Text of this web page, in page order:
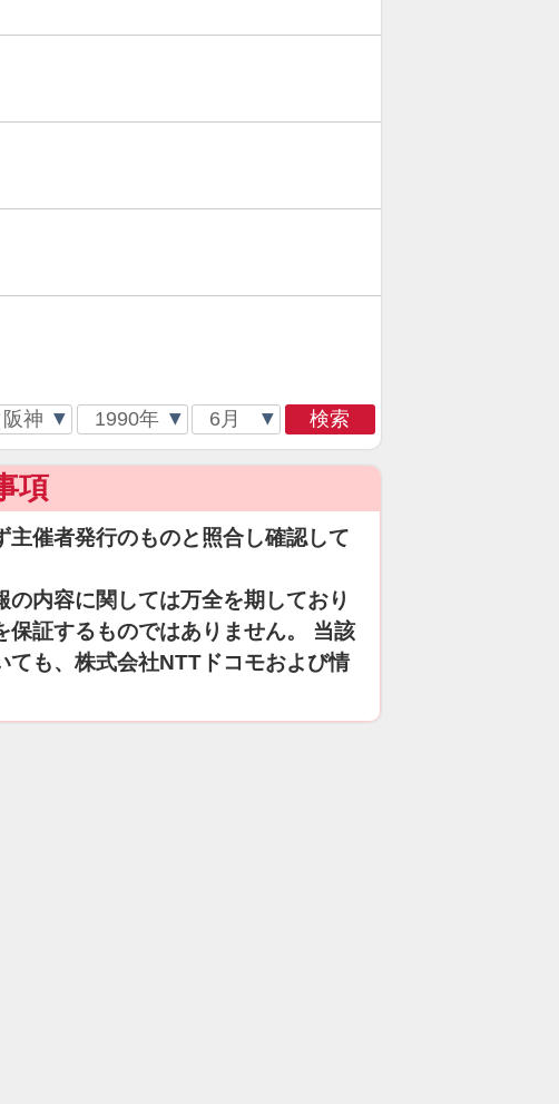
検索
項
催者発行のものと照合し確認して
内容に関しては万全を期しており
保証するものではありません。 当該
も、株式会社NTTドコモおよび情